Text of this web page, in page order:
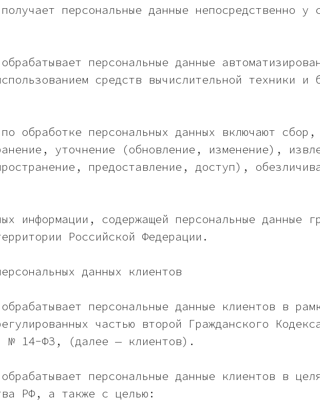
персональные данные непосредственно у
персональные данные
средств вычислительной техники и
обработке персональных данных включают
уточнение (обновление, изменение),
предоставление, доступ),
информации, содержащей персональные данные
Российской Федерации.
данных клиентов
персональные данные клиентов в
частью второй Гражданского
№ 14-ФЗ, (далее — клиентов).
персональные данные клиентов в
РФ, а также с целью: